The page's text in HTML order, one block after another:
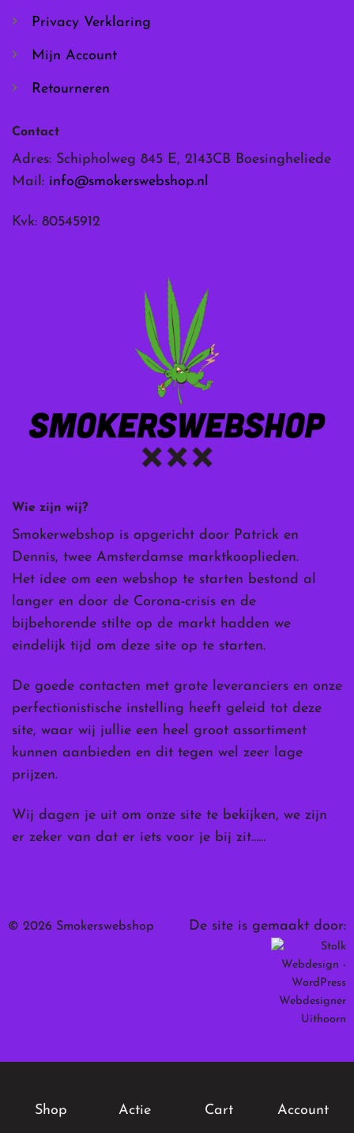
Wie zijn wij?
Smokerwebshop is opgericht door Patrick en
Dennis, twee Amsterdamse marktkooplieden.
Het idee om een webshop te starten bestond al
langer en door de Corona-crisis en de
bijbehorende stilte op de markt hadden we
eindelijk tijd om deze site op te starten.
De goede contacten met grote leveranciers en onze
perfectionistische instelling heeft geleid tot deze
site, waar wij jullie een heel groot assortiment
kunnen aanbieden en dit tegen wel zeer lage
prijzen.
Wij dagen je uit om onze site te bekijken, we zijn
er zeker van dat er iets voor je bij zit……
Privacy Verklaring
Mijn Account
Retourneren
Contact
Adres: Schipholweg 845 E, 2143CB Boesingheliede
Mail: info@smokerswebshop.nl
Kvk: 80545912
© 2026 Smokerswebshop De site is gemaakt door:
Shop Actie Cart Account